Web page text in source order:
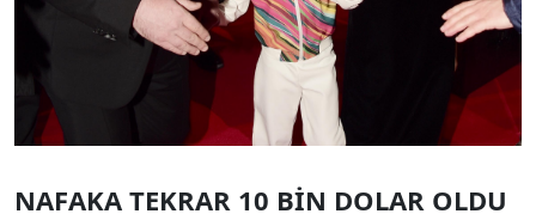
NAFAKA TEKRAR 10 BİN DOLAR OLDU